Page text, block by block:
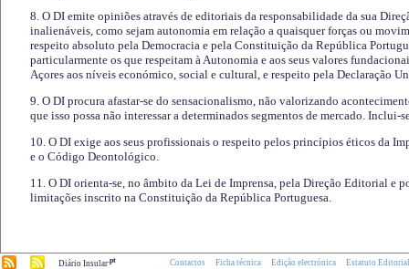
8. O DI emite opiniões através de editoriais da responsabilidade da sua
inalienáveis, como sejam autonomia em relação a quaisquer forças ou
respeito absoluto pela Democracia e pela Constituição da República
particularmente os que respeitam à Autonomia e aos seus valores
Açores aos níveis económico, social e cultural, e respeito pela Declaração
9. O DI procura afastar-se do sensacionalismo, não valorizando
que isso possa não interessar a determinados segmentos de mercado.
10. O DI exige aos seus profissionais o respeito pelos princípios éticos da
e o Código Deontológico.
11. O DI orienta-se, no âmbito da Lei de Imprensa, pela Direção Editorial e
limitações inscrito na Constituição da República Portuguesa.
Diário Insular.pt Contactos Ficha técnica Edição electrónica Estatuto Editorial